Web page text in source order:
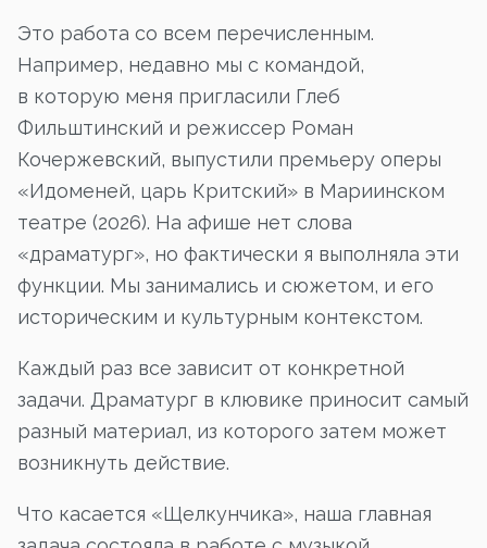
Это работа со всем перечисленным.
Например, недавно мы с командой,
в которую меня пригласили Глеб
Фильштинский и режиссер Роман
Кочержевский, выпустили премьеру оперы
«Идоменей, царь Критский» в Мариинском
театре (2026). На афише нет слова
«драматург», но фактически я выполняла эти
функции. Мы занимались и сюжетом, и его
историческим и культурным контекстом.
Каждый раз все зависит от конкретной
задачи. Драматург в клювике приносит самый
разный материал, из которого затем может
возникнуть действие.
Что касается «Щелкунчика», наша главная